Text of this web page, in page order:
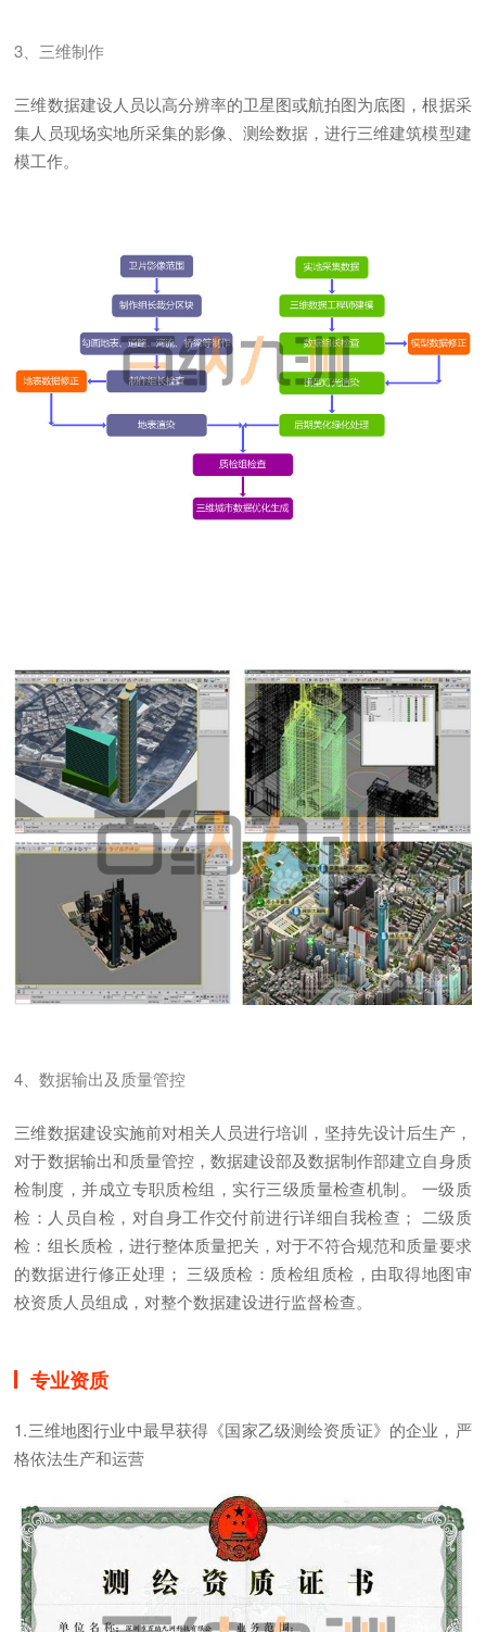
3、三维制作
三维数据建设人员以高分辨率的卫星图或航拍图为底图，根据采
集人员现场实地所采集的影像、测绘数据，进行三维建筑模型建
模工作。
4、数据输出及质量管控
三维数据建设实施前对相关人员进行培训，坚持先设计后生产，
对于数据输出和质量管控，数据建设部及数据制作部建立自身质
检制度，并成立专职质检组，实行三级质量检查机制。 一级质
检：人员自检，对自身工作交付前进行详细自我检查； 二级质
检：组长质检，进行整体质量把关，对于不符合规范和质量要求
的数据进行修正处理； 三级质检：质检组质检，由取得地图审
校资质人员组成，对整个数据建设进行监督检查。
专业资质
1.三维地图行业中最早获得《国家乙级测绘资质证》的企业，严
格依法生产和运营